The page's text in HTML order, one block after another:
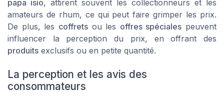
papa isio, attirent souvent les collectionneurs et les
amateurs de rhum, ce qui peut faire grimper les prix.
De plus, les coffretsou les offres spéciales peuvent
influencer la perception du prix, en offrant des
produits exclusifs ou en petite quantité.
La perception et les avis des
consommateurs